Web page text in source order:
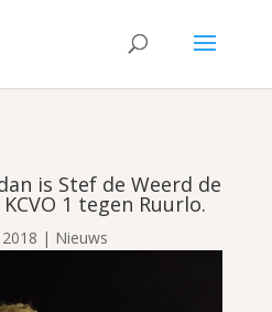
is Stef de Weerd de
1 tegen Ruurlo.
| Nieuws